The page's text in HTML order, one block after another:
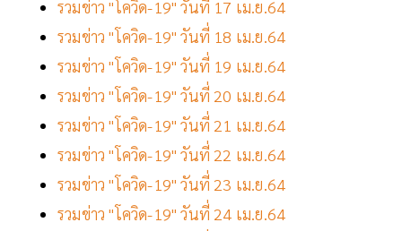
รวมข่าว "โควิด-19" วันที่ 17 เม.ย.64
รวมข่าว "โควิด-19" วันที่ 18 เม.ย.64
รวมข่าว "โควิด-19" วันที่ 19 เม.ย.64
รวมข่าว "โควิด-19" วันที่ 20 เม.ย.64
รวมข่าว "โควิด-19" วันที่ 21 เม.ย.64
รวมข่าว "โควิด-19" วันที่ 22 เม.ย.64
รวมข่าว "โควิด-19" วันที่ 23 เม.ย.64
รวมข่าว "โควิด-19" วันที่ 24 เม.ย.64